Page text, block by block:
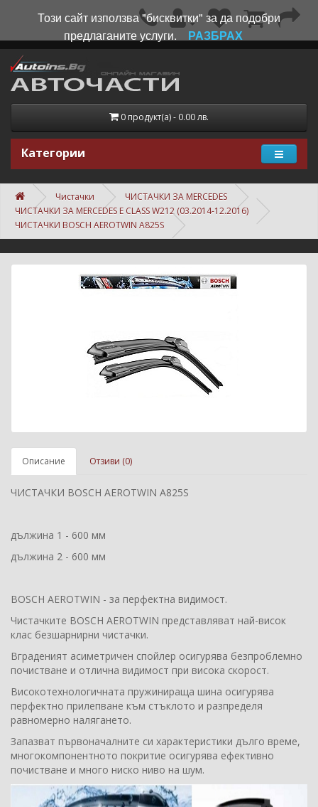
0 продукт(а) - 0.00 лв.
Категории
Чистачки
ЧИСТАЧКИ ЗА MERCEDES
ЧИСТАЧКИ ЗА MERCEDES E CLASS W212 (03.2014-12.2016)
ЧИСТАЧКИ BOSCH AEROTWIN A825S
Описание Отзиви (0)
ЧИСТАЧКИ BOSCH AEROTWIN A825S
дължина 1 - 600 мм
дължина 2 - 600 мм
BOSCH AEROTWIN - за перфектна видимост.
Чистачките BOSCH AEROTWIN представляват най-висок
клас безшарнирни чистачки.
Вграденият асиметричен спойлер осигурява безпроблемно
почистване и отлична видимост при висока скорост.
Високотехнологичната пружинираща шина осигурява
перфектно прилепване към стъклото и разпределя
равномерно налягането.
Запазват първоначалните си характеристики дълго време,
многокомпонентното покритие осигурява ефективно
почистване и много ниско ниво на шум.
Този сайт използва "бисквитки" за да подобри
предлаганите услуги.
РАЗБРАХ